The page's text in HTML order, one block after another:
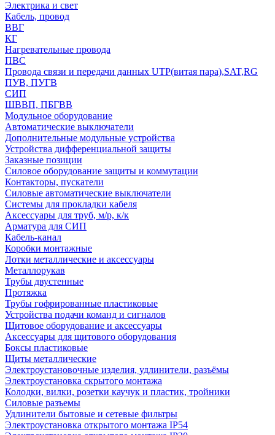
Электрика и свет
Кабель, провод
ВВГ
КГ
Нагревательные провода
ПВС
Провода связи и передачи данных UTP(витая пара),SAT,RG
ПУВ, ПУГВ
СИП
ШВВП, ПБГВВ
Модульное оборудование
Автоматические выключатели
Дополнительные модульные устройства
Устройства дифференциальной защиты
Заказные позиции
Силовое оборудование защиты и коммутации
Контакторы, пускатели
Силовые автоматические выключатели
Системы для прокладки кабеля
Аксессуары для труб, м/р, к/к
Арматура для СИП
Кабель-канал
Коробки монтажные
Лотки металлические и аксессуары
Металлорукав
Трубы двустенные
Протяжка
Трубы гофрированные пластиковые
Устройства подачи команд и сигналов
Щитовое оборудование и аксессуары
Аксессуары для щитового оборудования
Боксы пластиковые
Щиты металлические
Электроустановочные изделия, удлинители, разъёмы
Электроустановка скрытого монтажа
Колодки, вилки, розетки каучук и пластик, тройники
Силовые разъемы
Удлинители бытовые и сетевые фильтры
Электроустановка открытого монтажа IP54